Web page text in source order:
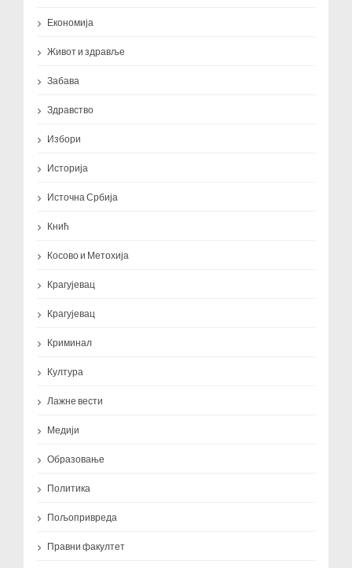
Економија
Живот и здравље
Забава
Здравство
Избори
Историја
Источна Србија
Кнић
Косово и Метохија
Крагујевац
Крагујевац
Криминал
Култура
Лажне вести
Медији
Образовање
Политика
Пољопривреда
Правни факултет